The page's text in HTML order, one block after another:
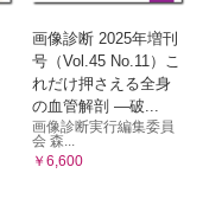
画像診断 2025年増刊
号（Vol.45 No.11）こ
れだけ押さえる全身
の血管解剖 ―破...
画像診断実行編集委員
会 森...
￥6,600